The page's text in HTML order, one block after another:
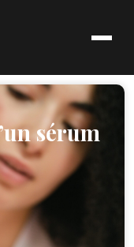
sérum